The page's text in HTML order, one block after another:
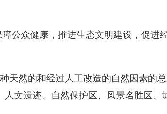
公众健康，推进生态文明建设，促进
然的和经过人工改造的自然因素的总
文遗迹、自然保护区、风景名胜区、